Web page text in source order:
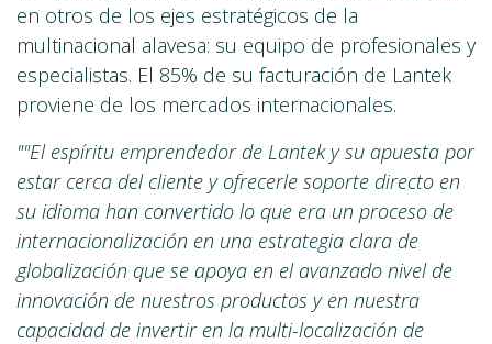
en otros de los ejes estratégicos de la
multinacional alavesa: su equipo de profesionales y
especialistas. El 85% de su facturación de Lantek
proviene de los mercados internacionales.
""El espíritu emprendedor de Lantek y su apuesta por
estar cerca del cliente y ofrecerle soporte directo en
su idioma han convertido lo que era un proceso de
internacionalización en una estrategia clara de
globalización que se apoya en el avanzado nivel de
innovación de nuestros productos y en nuestra
capacidad de invertir en la multi-localización de